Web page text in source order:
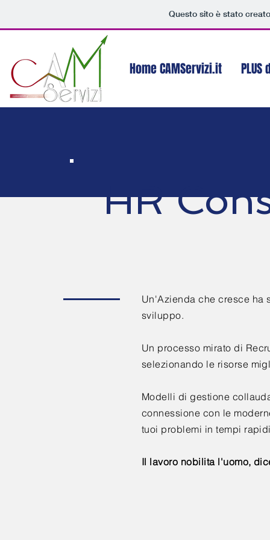
Questo sito è stato
Home CAMServizi.it
HR
Un'Azienda che cresce ha
sviluppo.
Un processo mirato di
selezionando le risorse
Modelli di gestione
connessione con le
tuoi problemi in tempi
Il lavoro nobilita l'uomo,